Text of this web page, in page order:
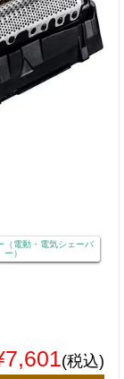
（電動・電気シェーバ
ー）
(税込)